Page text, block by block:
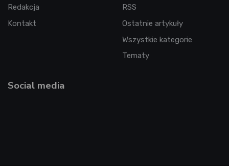
Redakcja
Kontakt
RSS
Ostatnie artykuły
Wszystkie kategorie
Tematy
Social media